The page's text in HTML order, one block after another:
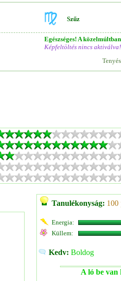
Szűz
Egészséges! A
Képfeltöltés nincs aktiválva!
Tanulékonyság: 100
Energia:
Küllem:
Kedv: Boldog
A ló be van